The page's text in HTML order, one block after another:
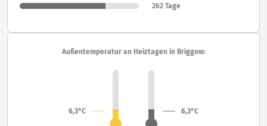
262 Tage
Außentemperatur an Heiztagen in Briggow:
6,3°C 6,3°C